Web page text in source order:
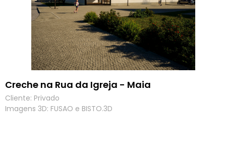
Creche na Rua da Igreja - Maia
Cliente: Privado
Imagens 3D: FUSAO e BISTO.3D